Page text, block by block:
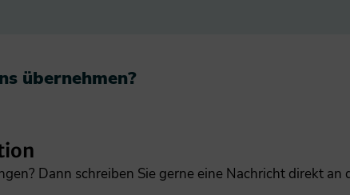
übernehmen?​
Dann schreiben Sie gerne eine Nachricht direkt an